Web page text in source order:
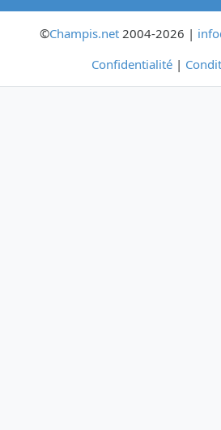
©Champis.net2004-2026 |
Confidentialité |